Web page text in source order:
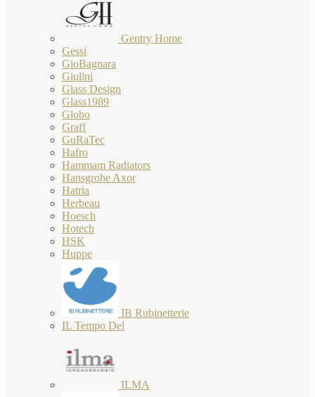
Gentry Home
Gessi
GioBagnara
Giulini
Glass Design
Glass1989
Globo
Graff
GuRaTec
Hafro
Hammam Radiators
Hansgrohe Axor
Hatria
Herbeau
Hoesch
Hotech
HSK
Huppe
IB Rubinetterie
IL Tempo Del
ILMA